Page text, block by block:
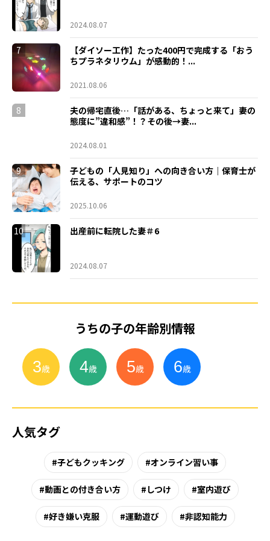
2024.08.07
7
【ダイソー工作】たった400円で完成する「おう
ちプラネタリウム」が感動的！...
2021.08.06
8
夫の帰宅直後…「話がある、ちょっと来て」妻の
態度に”違和感”！？その後→妻...
2024.08.01
9
子どもの「人見知り」への向き合い方｜保育士が
伝える、サポートのコツ
2025.10.06
10 出産前に転院した妻＃6
2024.08.07
うちの子の年齢別情報
3歳 4歳 5歳 6歳
人気タグ
子どもクッキング オンライン習い事
動画との付き合い方 しつけ 室内遊び
好き嫌い克服 運動遊び 非認知能力